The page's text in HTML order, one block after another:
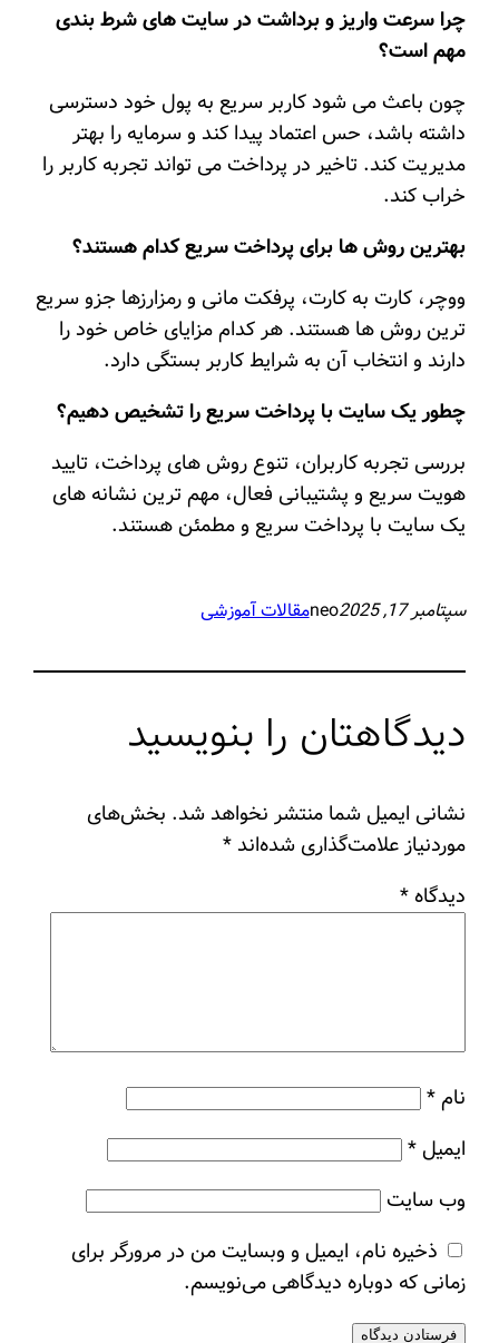
چرا سرعت واریز و برداشت در سایت های شرط بندی
مهم است؟
چون باعث می شود کاربر سریع به پول خود دسترسی
داشته باشد، حس اعتماد پیدا کند و سرمایه را بهتر
مدیریت کند. تاخیر در پرداخت می تواند تجربه کاربر را
خراب کند.
بهترین روش ها برای پرداخت سریع کدام هستند؟
ووچر، کارت به کارت، پرفکت مانی و رمزارزها جزو سریع
ترین روش ها هستند. هر کدام مزایای خاص خود را
دارند و انتخاب آن به شرایط کاربر بستگی دارد.
چطور یک سایت با پرداخت سریع را تشخیص دهیم؟
بررسی تجربه کاربران، تنوع روش های پرداخت، تایید
هویت سریع و پشتیبانی فعال، مهم ترین نشانه های
یک سایت با پرداخت سریع و مطمئن هستند.
سپتامبر 17, 2025 neoمقالات آموزشی
دیدگاهتان را بنویسید
نشانی ایمیل شما منتشر نخواهد شد. بخش‌های
موردنیاز علامت‌گذاری شده‌اند*
دیدگاه*
نام*
ایمیل*
وب‌ سایت
ذخیره نام، ایمیل و وبسایت من در مرورگر برای
زمانی که دوباره دیدگاهی می‌نویسم.